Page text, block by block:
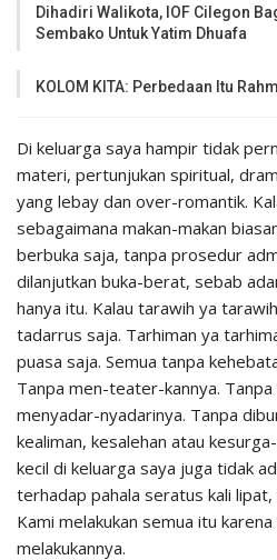
Dihadiri Walikota, IOF Cilegon
Sembako Untuk Yatim Dhuafa
KOLOM KITA: Perbedaan Itu
Di keluarga saya hampir tidak
materi, pertunjukan spiritual,
yang lebay dan over-romantik.
sebagaimana makan-makan
berbuka saja, tanpa prosedur
dilanjutkan buka-berat, sebab
hanya itu. Kalau tarawih ya
tadarrus saja. Tarhiman ya
puasa saja. Semua tanpa
Tanpa men-teater-kannya. Tanpa
menyadar-nyadarinya. Tanpa
kealiman, kesalehan atau
kecil di keluarga saya juga tidak
terhadap pahala seratus kali
Kami melakukan semua itu
melakukannya.